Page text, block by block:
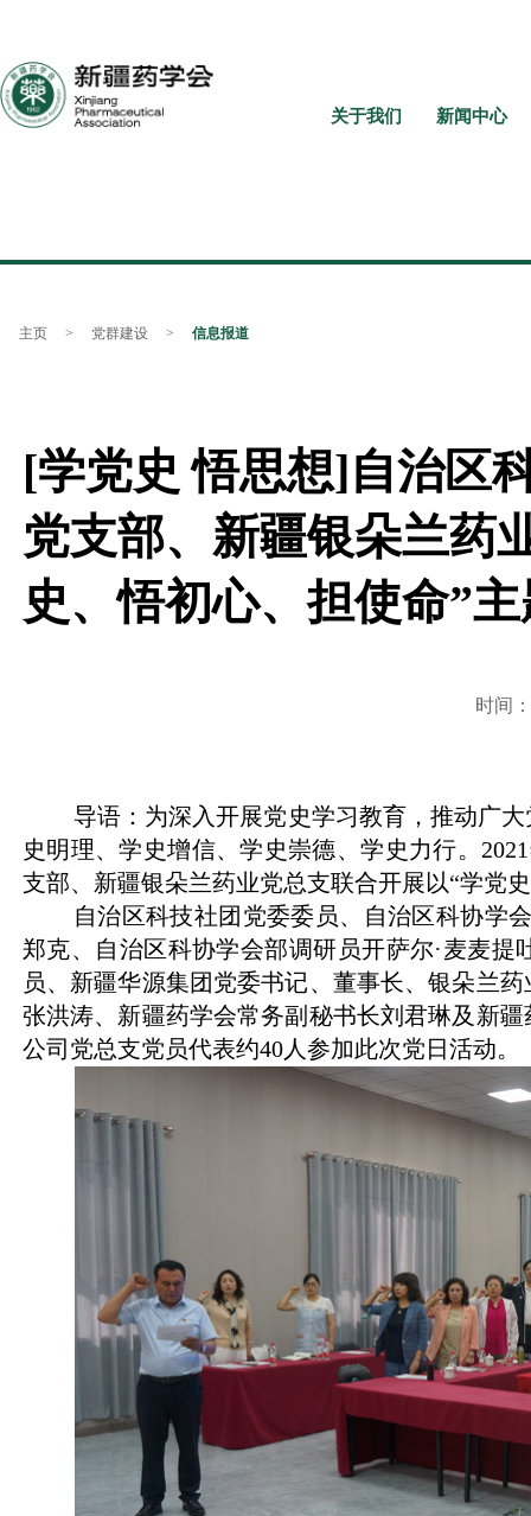
关于我们 新闻中心
主页 > 党群建设 > 信息报道
[学党史 悟思想]自治区
党支部、新疆银朵兰药
史、悟初心、担使命”
时间
导语：为深入开展党史学习教育，推动广
史明理、学史增信、学史崇德、学史力行。 2021
支部、新疆银朵兰药业党总支联合开展以“学党
自治区科技社团党委委员、自治区科协学
郑克、自治区科协学会部调研员开萨尔·麦麦提
员、新疆华源集团党委书记、董事长、银朵兰
张洪涛、新疆药学会常务副秘书长刘君琳及新
公司党总支党员代表约40人参加此次党日活动。